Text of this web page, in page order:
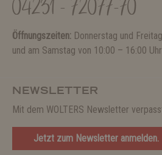
04231 - 72077-70
Öffnungszeiten: Donnerstag und
und am Samstag von 10:00 – 16:00
NEWSLETTER
Mit dem WOLTERS Newsletter
Jetzt zum Newsletter anmelden.